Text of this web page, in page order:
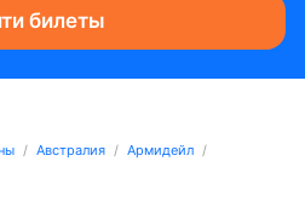
билеты
Австралия
Армидейл